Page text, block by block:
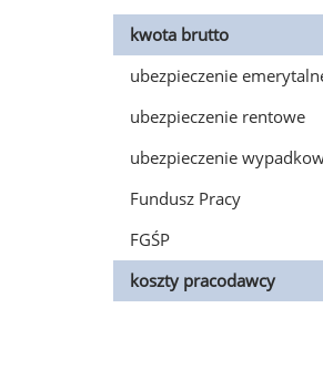
kwota brutto
ubezpieczenie
ubezpieczenie rentowe
ubezpieczenie
Fundusz Pracy
FGŚP
koszty pracodawcy